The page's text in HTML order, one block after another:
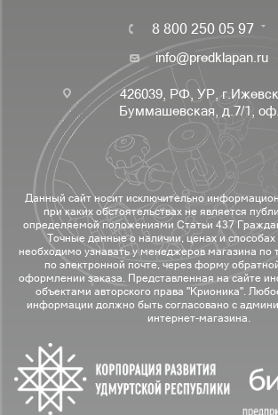
8 800 250 05 97
info@predklapan.ru
426039, РФ, УР,
Буммашевская, д.7/1,
Данный сайт носит исключительно
при каких обстоятельствах не является
определяемой положениями Статьи 437
Точные данные о наличии, ценах и
необходимо узнавать у менеджеров магазина по
по электронной почте, через форму
оформлении заказа. Представленная на сайте
объектами авторского права "Крионика".
информации должно быть согласовано с
интернет-магазина.